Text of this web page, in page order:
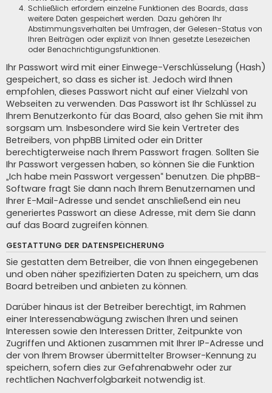
Schließlich erfordern einzelne Funktionen des Boards, dass
weitere Daten gespeichert werden. Dazu gehören Ihr
Abstimmungsverhalten bei Umfragen, der Gelesen-Status von
Ihren Beiträgen oder explizit von Ihnen gesetzte Lesezeichen
oder Benachrichtigungsfunktionen.
Ihr Passwort wird mit einer Einwege-Verschlüsselung (Hash)
gespeichert, so dass es sicher ist. Jedoch wird Ihnen
empfohlen, dieses Passwort nicht auf einer Vielzahl von
Webseiten zu verwenden. Das Passwort ist Ihr Schlüssel zu
Ihrem Benutzerkonto für das Board, also gehen Sie mit ihm
sorgsam um. Insbesondere wird Sie kein Vertreter des
Betreibers, von phpBB Limited oder ein Dritter
berechtigterweise nach Ihrem Passwort fragen. Sollten Sie
Ihr Passwort vergessen haben, so können Sie die Funktion
„Ich habe mein Passwort vergessen“ benutzen. Die phpBB-
Software fragt Sie dann nach Ihrem Benutzernamen und
Ihrer E-Mail-Adresse und sendet anschließend ein neu
generiertes Passwort an diese Adresse, mit dem Sie dann
auf das Board zugreifen können.
GESTATTUNG DER DATENSPEICHERUNG
Sie gestatten dem Betreiber, die von Ihnen eingegebenen
und oben näher spezifizierten Daten zu speichern, um das
Board betreiben und anbieten zu können.
Darüber hinaus ist der Betreiber berechtigt, im Rahmen
einer Interessenabwägung zwischen Ihren und seinen
Interessen sowie den Interessen Dritter, Zeitpunkte von
Zugriffen und Aktionen zusammen mit Ihrer IP-Adresse und
der von Ihrem Browser übermittelter Browser-Kennung zu
speichern, sofern dies zur Gefahrenabwehr oder zur
rechtlichen Nachverfolgbarkeit notwendig ist.